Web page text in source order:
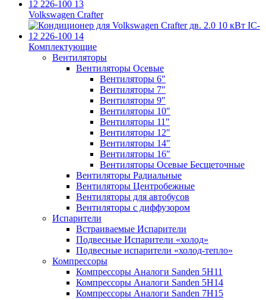
Volkswagen Crafter
Комплектующие
Вентиляторы
Вентиляторы Осевые
Вентиляторы 6″
Вентиляторы 7″
Вентиляторы 9″
Вентиляторы 10″
Вентиляторы 11″
Вентиляторы 12″
Вентиляторы 14″
Вентиляторы 16″
Вентиляторы Осевые Бесщеточные
Вентиляторы Радиальные
Вентиляторы Центробежные
Вентиляторы для автобусов
Вентиляторы с диффузором
Испарители
Встраиваемые Испарители
Подвесные Испарители «холод»
Подвесные испарители «холод-тепло»
Компрессоры
Компрессоры Аналоги Sanden 5H11
Компрессоры Аналоги Sanden 5H14
Компрессоры Аналоги Sanden 7H15